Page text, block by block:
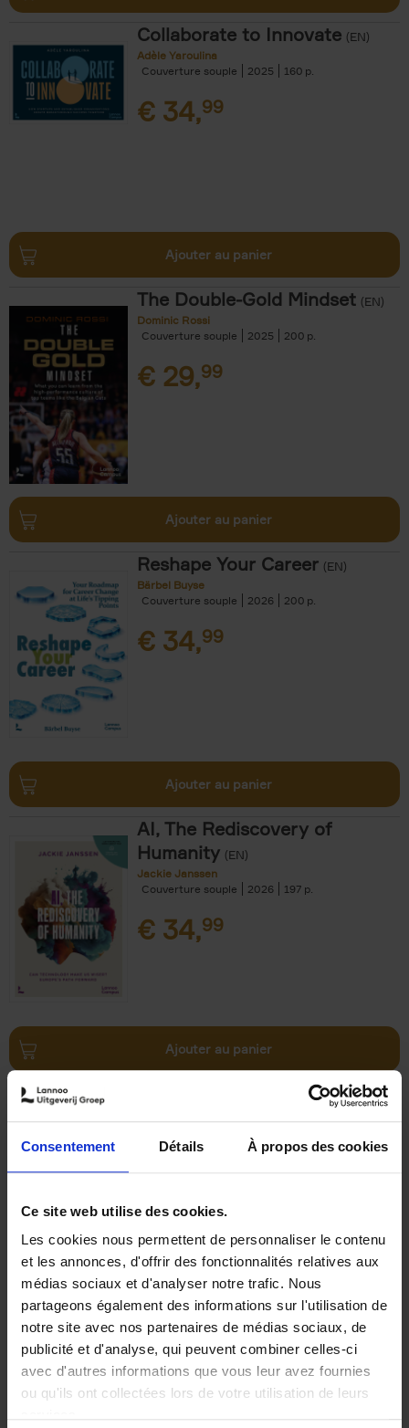
Consentement Détails À propos des cookies
Ce site web utilise des cookies.
Les cookies nous permettent de personnaliser le contenu
et les annonces, d'offrir des fonctionnalités relatives aux
médias sociaux et d'analyser notre trafic. Nous
partageons également des informations sur l'utilisation de
notre site avec nos partenaires de médias sociaux, de
publicité et d'analyse, qui peuvent combiner celles-ci
avec d'autres informations que vous leur avez fournies
ou qu'ils ont collectées lors de votre utilisation de leurs
Collaborate to Innovate (EN)
Adèle Yaroulina
Couverture souple
2025 160
€ 34,99
Ajouter au panier
The Double-Gold Mindset (EN)
Dominic Rossi
Couverture souple
2025 200
€ 29,99
Ajouter au panier
Reshape Your Career (EN)
Bärbel Buyse
Couverture souple
2026 200
€ 34,99
Ajouter au panier
AI, The Rediscovery of
Humanity (EN)
Jackie Janssen
Couverture souple
2026 197
€ 34,99
Ajouter au panier
The Digital Leadership
Practice Test (EN)
Stijn Viaene
Couverture souple
2026 159
Ajouter au panier
The Offer You Can't
Refuse